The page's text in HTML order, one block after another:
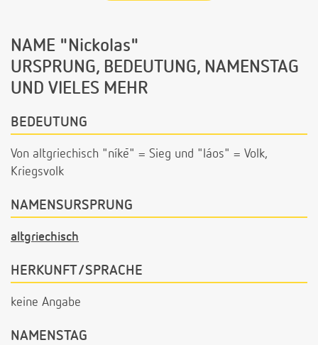
NAME "Nickolas"
URSPRUNG, BEDEUTUNG, NAMENSTAG
UND VIELES MEHR
BEDEUTUNG
Von altgriechisch "níkē" = Sieg und "láos" = Volk,
Kriegsvolk
NAMENSURSPRUNG
altgriechisch
HERKUNFT/SPRACHE
keine Angabe
NAMENSTAG